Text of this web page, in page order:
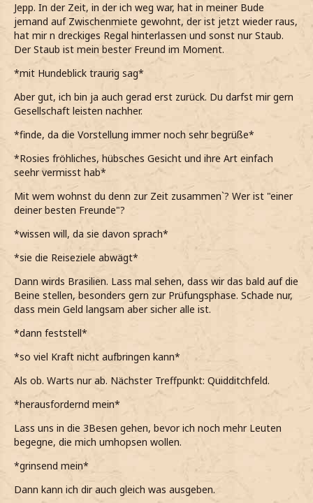
Jepp. In der Zeit, in der ich weg war, hat in meiner Bude
jemand auf Zwischenmiete gewohnt, der ist jetzt wieder raus,
hat mir n dreckiges Regal hinterlassen und sonst nur Staub.
Der Staub ist mein bester Freund im Moment.
*mit Hundeblick traurig sag*
Aber gut, ich bin ja auch gerad erst zurück. Du darfst mir gern
Gesellschaft leisten nachher.
*finde, da die Vorstellung immer noch sehr begrüße*
*Rosies fröhliches, hübsches Gesicht und ihre Art einfach
seehr vermisst hab*
Mit wem wohnst du denn zur Zeit zusammen`? Wer ist "einer
deiner besten Freunde"?
*wissen will, da sie davon sprach*
*sie die Reiseziele abwägt*
Dann wirds Brasilien. Lass mal sehen, dass wir das bald auf die
Beine stellen, besonders gern zur Prüfungsphase. Schade nur,
dass mein Geld langsam aber sicher alle ist.
*dann feststell*
*so viel Kraft nicht aufbringen kann*
Als ob. Warts nur ab. Nächster Treffpunkt: Quidditchfeld.
*herausfordernd mein*
Lass uns in die 3Besen gehen, bevor ich noch mehr Leuten
begegne, die mich umhopsen wollen.
*grinsend mein*
Dann kann ich dir auch gleich was ausgeben.